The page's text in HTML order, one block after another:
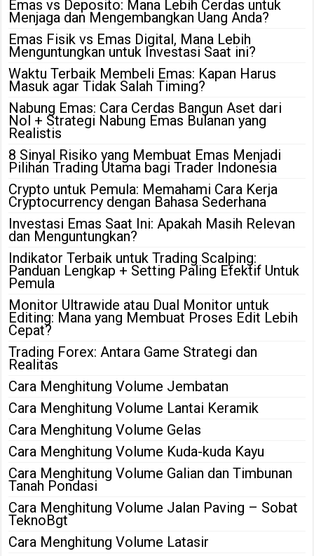
Emas vs Deposito: Mana Lebih Cerdas untuk
Menjaga dan Mengembangkan Uang Anda?
Emas Fisik vs Emas Digital, Mana Lebih
Menguntungkan untuk Investasi Saat ini?
Waktu Terbaik Membeli Emas: Kapan Harus
Masuk agar Tidak Salah Timing?
Nabung Emas: Cara Cerdas Bangun Aset dari
Nol + Strategi Nabung Emas Bulanan yang
Realistis
8 Sinyal Risiko yang Membuat Emas Menjadi
Pilihan Trading Utama bagi Trader Indonesia
Crypto untuk Pemula: Memahami Cara Kerja
Cryptocurrency dengan Bahasa Sederhana
Investasi Emas Saat Ini: Apakah Masih Relevan
dan Menguntungkan?
Indikator Terbaik untuk Trading Scalping:
Panduan Lengkap + Setting Paling Efektif Untuk
Pemula
Monitor Ultrawide atau Dual Monitor untuk
Editing: Mana yang Membuat Proses Edit Lebih
Cepat?
Trading Forex: Antara Game Strategi dan
Realitas
Cara Menghitung Volume Jembatan
Cara Menghitung Volume Lantai Keramik
Cara Menghitung Volume Gelas
Cara Menghitung Volume Kuda-kuda Kayu
Cara Menghitung Volume Galian dan Timbunan
Tanah Pondasi
Cara Menghitung Volume Jalan Paving – Sobat
TeknoBgt
Cara Menghitung Volume Latasir